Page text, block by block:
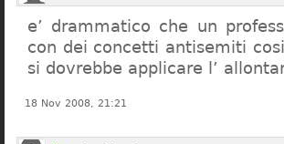
e’ drammatico che un
con dei concetti antisemiti
si dovrebbe applicare l’
18 Nov 2008, 21:21